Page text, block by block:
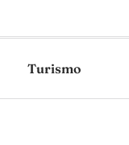
Turismo